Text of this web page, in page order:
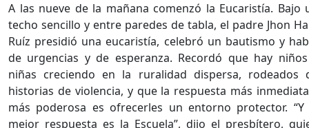
A las nueve de la mañana comenzó la Eucaristía. Bajo
techo sencillo y entre paredes de tabla, el padre Jhon
Ruíz presidió una eucaristía, celebró un bautismo y
de urgencias y de esperanza. Recordó que hay
niñas creciendo en la ruralidad dispersa, rodeados
historias de violencia, y que la respuesta más
más poderosa es ofrecerles un entorno protector. “Y
mejor respuesta es la Escuela”, dijo el presbítero,